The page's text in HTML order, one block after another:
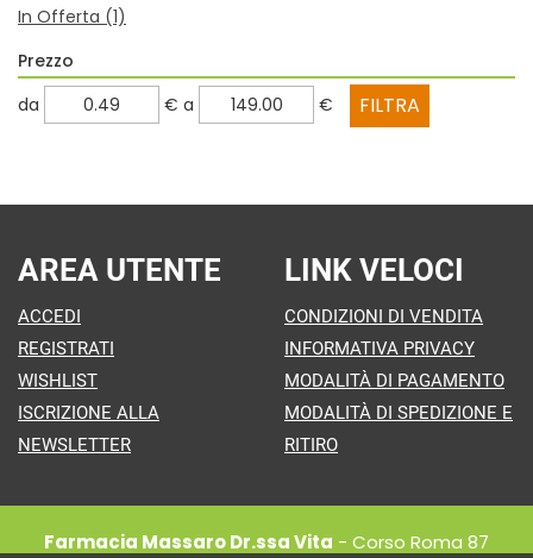
In Offerta (1)
Prezzo
filtra
da € filtra
a €
AREA UTENTE
ACCEDI
REGISTRATI
WISHLIST
ISCRIZIONE ALLA
NEWSLETTER
LINK VELOCI
CONDIZIONI DI VENDITA
INFORMATIVA PRIVACY
MODALITÀ DI PAGAMENTO
MODALITÀ DI SPEDIZIONE E
RITIRO
Farmacia Massaro Dr.ssa Vita - Corso Roma 87